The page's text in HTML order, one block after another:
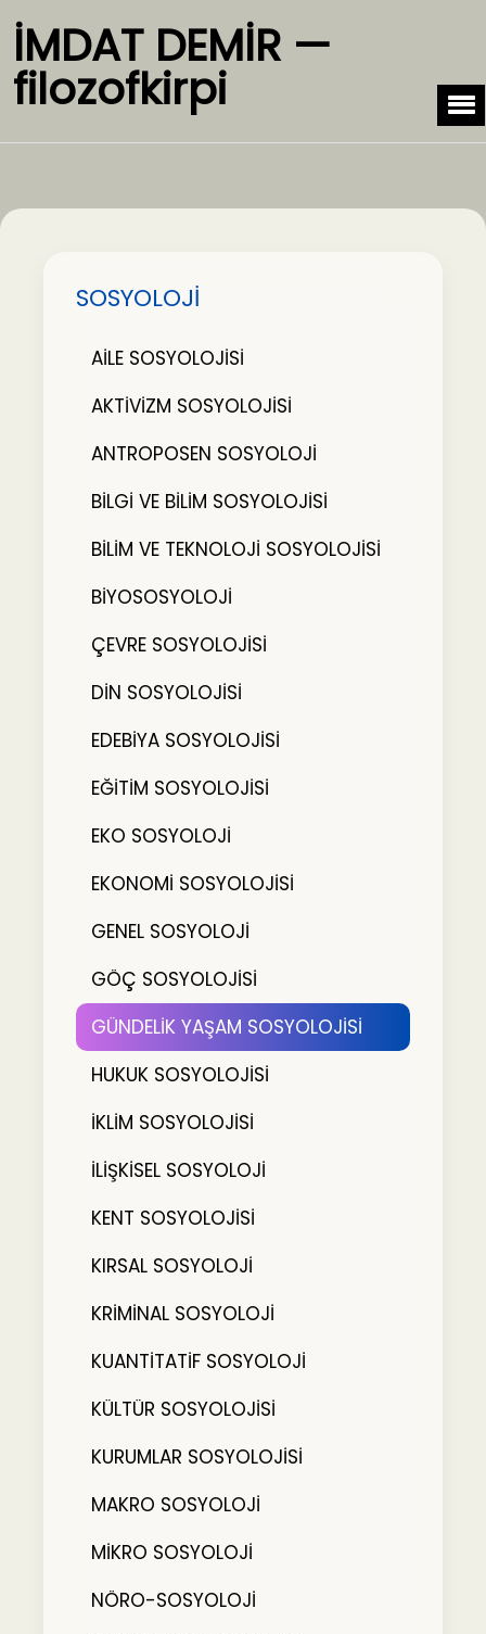
İMDAT DEMİR —
filozofkirpi
SOSYOLOJİ
AİLE SOSYOLOJİSİ
AKTİVİZM SOSYOLOJİSİ
ANTROPOSEN SOSYOLOJİ
BİLGİ VE BİLİM SOSYOLOJİSİ
BİLİM VE TEKNOLOJİ SOSYOLOJİSİ
BİYOSOSYOLOJİ
ÇEVRE SOSYOLOJİSİ
DİN SOSYOLOJİSİ
EDEBİYA SOSYOLOJİSİ
EĞİTİM SOSYOLOJİSİ
EKO SOSYOLOJİ
EKONOMİ SOSYOLOJİSİ
GENEL SOSYOLOJİ
GÖÇ SOSYOLOJİSİ
GÜNDELİK YAŞAM SOSYOLOJİSİ
HUKUK SOSYOLOJİSİ
İKLİM SOSYOLOJİSİ
İLİŞKİSEL SOSYOLOJİ
KENT SOSYOLOJİSİ
KIRSAL SOSYOLOJİ
KRİMİNAL SOSYOLOJİ
KUANTİTATİF SOSYOLOJİ
KÜLTÜR SOSYOLOJİSİ
KURUMLAR SOSYOLOJİSİ
MAKRO SOSYOLOJİ
MİKRO SOSYOLOJİ
NÖRO-SOSYOLOJİ